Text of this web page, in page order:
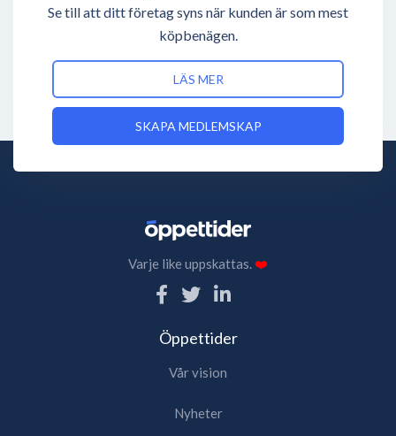
Se till att ditt företag syns när kunden är som mest
köpbenägen.
LÄS MER
SKAPA MEDLEMSKAP
Varje like uppskattas.❤️
Öppettider
Vår vision
Nyheter